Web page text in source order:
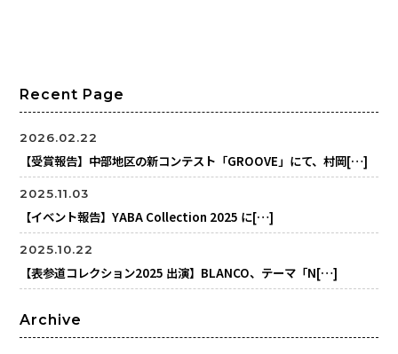
Recent Page
2026.02.22
【受賞報告】中部地区の新コンテスト「GROOVE」にて、村岡[…]
2025.11.03
【イベント報告】YABA Collection 2025 に[…]
2025.10.22
【表参道コレクション2025 出演】BLANCO、テーマ「N[…]
Archive